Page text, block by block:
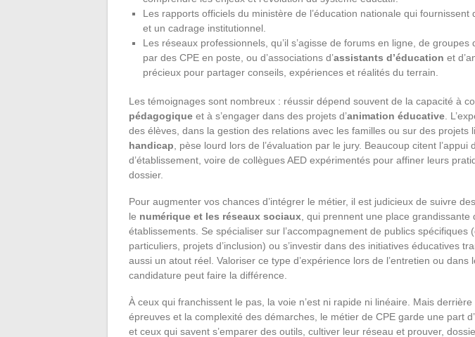
Les rapports officiels du ministère de l’éducation nationale qui fournissent
et un cadrage institutionnel.
Les réseaux professionnels, qu’il s’agisse de forums en ligne, de groupes
par des CPE en poste, ou d’associations d’assistants d’éducation et
précieux pour partager conseils, expériences et réalités du terrain.
Les témoignages sont nombreux : réussir dépend souvent de la capacité à
pédagogique et à s’engager dans des projets d’animation éducative .
des élèves, dans la gestion des relations avec les familles ou sur des projets
handicap , pèse lourd lors de l’évaluation par le jury. Beaucoup citent
d’établissement, voire de collègues AED expérimentés pour affiner leurs
dossier.
Pour augmenter vos chances d’intégrer le métier, il est judicieux de suivre
le numérique et les réseaux sociaux , qui prennent une place
établissements. Se spécialiser sur l’accompagnement de publics spécifiques
particuliers, projets d’inclusion) ou s’investir dans des initiatives éducatives
aussi un atout réel. Valoriser ce type d’expérience lors de l’entretien ou dans
candidature peut faire la différence.
À ceux qui franchissent le pas, la voie n’est ni rapide ni linéaire. Mais
épreuves et la complexité des démarches, le métier de CPE garde une part
et ceux qui savent s’emparer des outils, cultiver leur réseau et prouver,